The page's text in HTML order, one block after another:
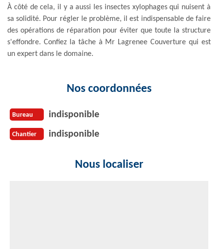
À côté de cela, il y a aussi les insectes xylophages qui nuisent à
sa solidité. Pour régler le problème, il est indispensable de faire
des opérations de réparation pour éviter que toute la structure
s'effondre. Confiez la tâche à Mr Lagrenee Couverture qui est
un expert dans le domaine.
Nos coordonnées
Bureau indisponible
Chantier indisponible
Nous localiser